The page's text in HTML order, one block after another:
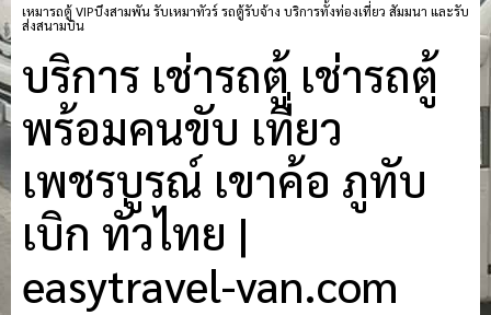
เหมารถตู้ VIPบึงสามพัน รับเหมาทัวร์ รถตู้รับจ้าง บริการทั้งท่องเที่ยว สัมมนา และรับ
ส่งสนามบิน
บริการ เช่ารถตู้ เช่ารถตู้
พร้อมคนขับ เที่ยว
เพชรบูรณ์ เขาค้อ ภูทับ
เบิก ทั่วไทย |
easytravel-van.com